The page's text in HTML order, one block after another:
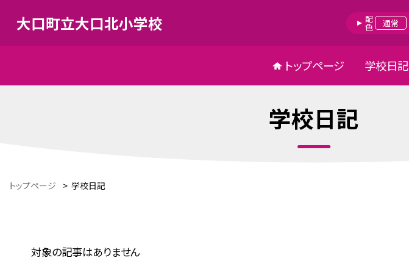
大口町立大口北小学校 配色 通常
トップページ 学校日記
学校日記
トップページ > 学校日記
対象の記事はありません